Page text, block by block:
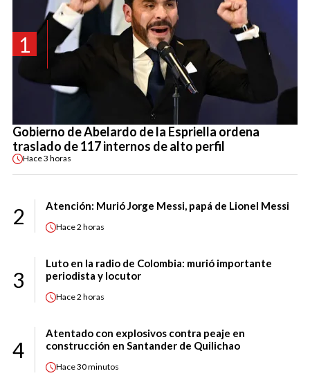
1
Gobierno de Abelardo de la Espriella ordena
traslado de 117 internos de alto perfil
Hace3 horas
2 Atención: Murió Jorge Messi, papá de Lionel Messi
Hace2 horas
3
Luto en la radio de Colombia: murió importante
periodista y locutor
Hace2 horas
4
Atentado con explosivos contra peaje en
construcción en Santander de Quilichao
Hace30 minutos